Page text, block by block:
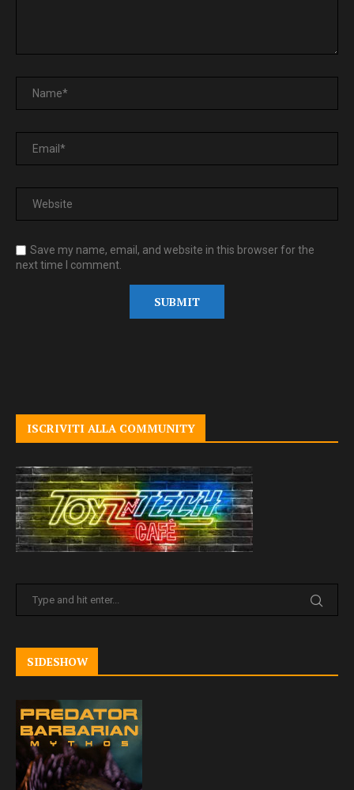
Save my name, email, and website in this browser for the
next time I comment.
ISCRIVITI ALLA COMMUNITY
SIDESHOW